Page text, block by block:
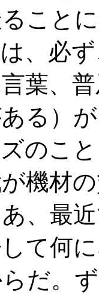
こと
、必
葉、
る）
ズのこ
機材
、最
して何
だ。